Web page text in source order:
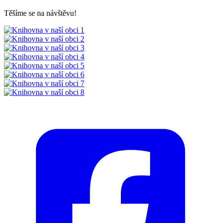
Těšíme se na návštěvu!